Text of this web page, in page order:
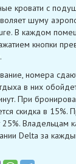
кровати с
шуму
В каждом
кнопки
номера
в них
При
скидка в 15%.
25%. Владельцам
Delta за